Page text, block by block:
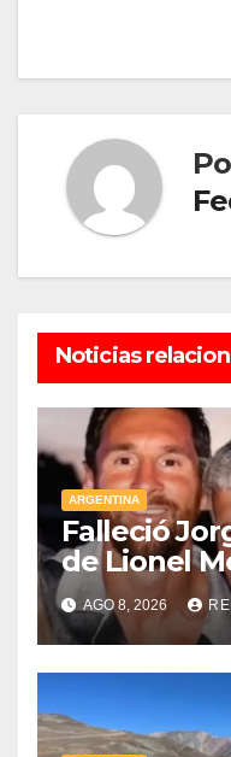
Noticias
ARGENTINA
Falleció
de Lionel
AGO 8, 2026